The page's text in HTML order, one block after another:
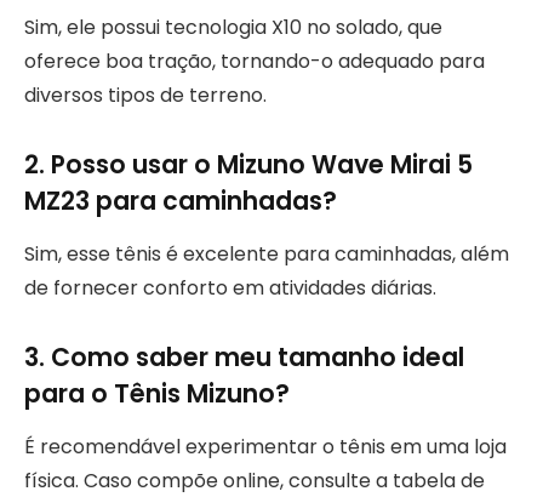
Sim, ele possui tecnologia X10 no solado, que
oferece boa tração, tornando-o adequado para
diversos tipos de terreno.
2. Posso usar o Mizuno Wave Mirai 5
MZ23 para caminhadas?
Sim, esse tênis é excelente para caminhadas, além
de fornecer conforto em atividades diárias.
3. Como saber meu tamanho ideal
para o Tênis Mizuno?
É recomendável experimentar o tênis em uma loja
física. Caso compõe online, consulte a tabela de